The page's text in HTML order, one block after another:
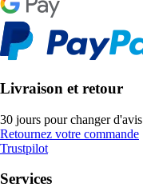
Livraison et retour
30 jours pour changer d'avis
Retournez votre commande
Trustpilot
Services